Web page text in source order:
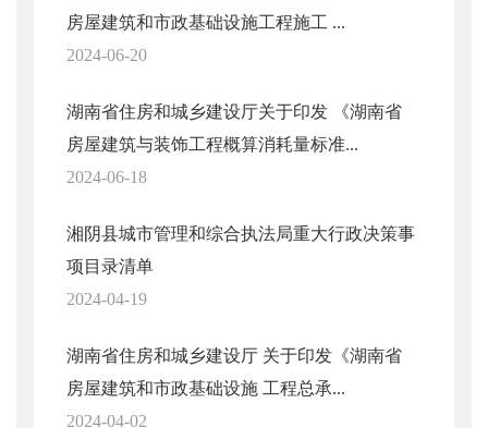
房屋建筑和市政基础设施工程施工 ...
2024-06-20
湖南省住房和城乡建设厅关于印发 《湖南省
房屋建筑与装饰工程概算消耗量标准...
2024-06-18
湘阴县城市管理和综合执法局重大行政决策事
项目录清单
2024-04-19
湖南省住房和城乡建设厅 关于印发《湖南省
房屋建筑和市政基础设施 工程总承...
2024-04-02